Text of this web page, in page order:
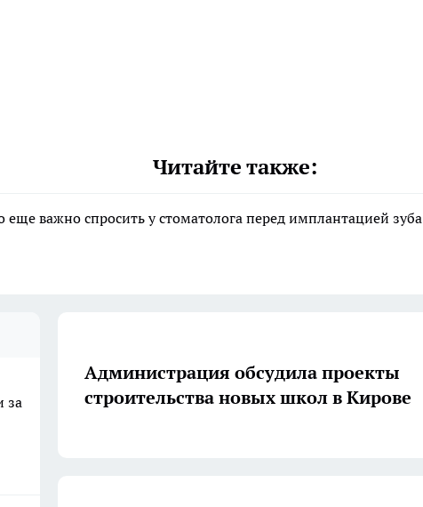
Читайте также:
еще важно спросить у стоматолога перед имплантацией зуба
за
Администрация обсудила проекты
строительства новых школ в Кирове